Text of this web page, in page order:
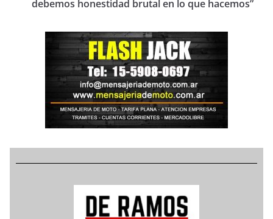
debemos honestidad brutal en lo que hacemos”